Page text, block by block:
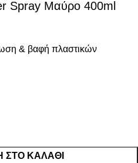
Spray Μαύρο 400ml
& βαφή πλαστικών
ΣΤΟ ΚΑΛΆΘΙ